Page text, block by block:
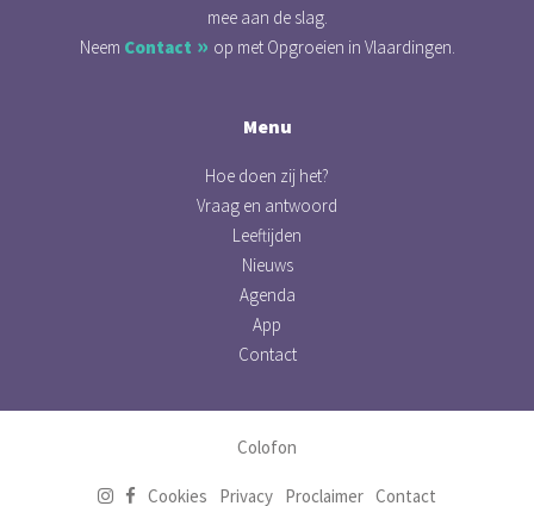
mee aan de slag.
Neem Contact op met Opgroeien in Vlaardingen.
Menu
Hoe doen zij het?
Vraag en antwoord
Leeftijden
Nieuws
Agenda
App
Contact
Colofon
Cookies Privacy Proclaimer Contact